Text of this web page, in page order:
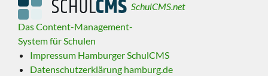
SchulCMS.net
Das Content-Management-
System für Schulen
Impressum Hamburger SchulCMS
Datenschutzerklärung hamburg.de